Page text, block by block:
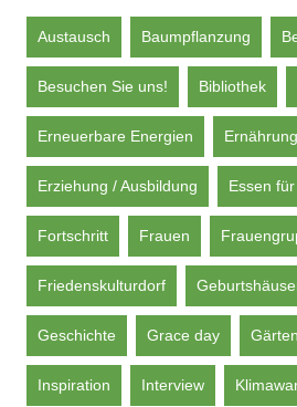
Austausch Baumpflanzung
Besuchen Sie uns! Bibliothek
Erneuerbare Energien Ernährung
Erziehung / Ausbildung Essen
Fortschritt Frauen
Friedenskulturdorf
Geschichte Grace day Gärten
Inspiration Interview